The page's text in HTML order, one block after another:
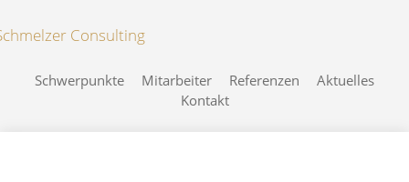
Schwerpunkte Mitarbeiter Referenzen
Aktuelles
Kontakt